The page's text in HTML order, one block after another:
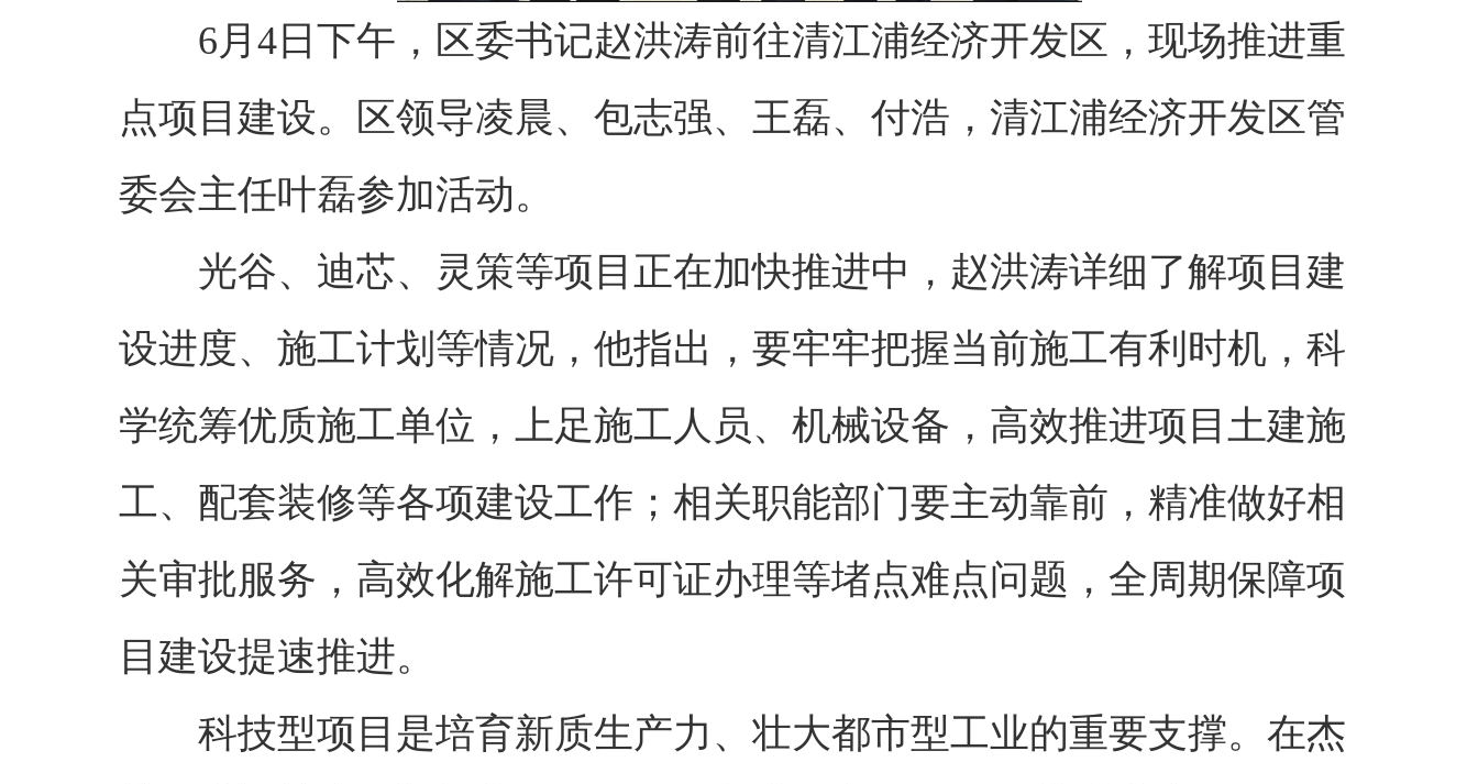
6月4日下午，区委书记赵洪涛前往清江浦经济开发区，现场推进重
点项目建设。区领导凌晨、包志强、王磊、付浩，清江浦经济开发区管
委会主任叶磊参加活动。
光谷、迪芯、灵策等项目正在加快推进中，赵洪涛详细了解项目建
设进度、施工计划等情况，他指出，要牢牢把握当前施工有利时机，科
学统筹优质施工单位，上足施工人员、机械设备，高效推进项目土建施
工、配套装修等各项建设工作；相关职能部门要主动靠前，精准做好相
关审批服务，高效化解施工许可证办理等堵点难点问题，全周期保障项
目建设提速推进。
科技型项目是培育新质生产力、壮大都市型工业的重要支撑。在杰